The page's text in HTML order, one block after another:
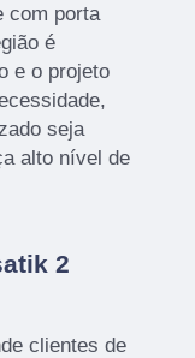
com porta
é
e o projeto
seja
alto nível de
2
clientes de